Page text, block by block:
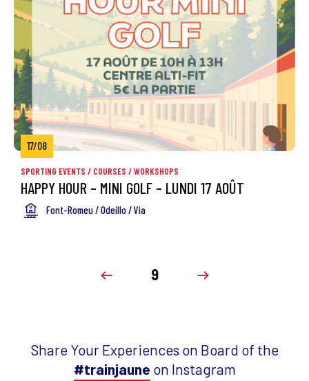
17/08
SPORTING EVENTS / COURSES / WORKSHOPS
HAPPY HOUR – MINI GOLF – LUNDI 17 AOÛT
Font-Romeu / Odeillo / Via
9
Share Your Experiences on Board of the
#trainjaune on Instagram